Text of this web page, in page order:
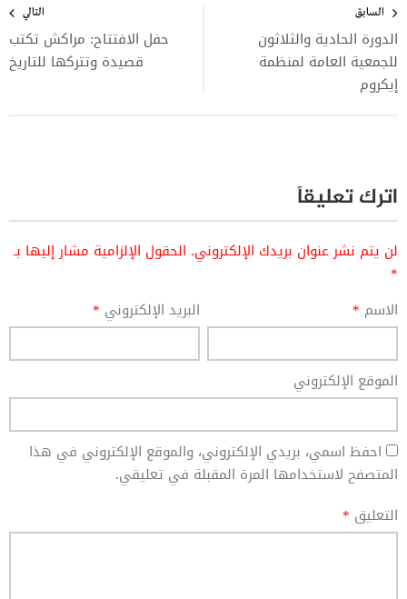
المقالات
السابق
الدورة الحادية والثلاثون
للجمعية العامة لمنظمة
إيكروم
التالي
حفل الافتتاح: مراكش تكتب
قصيدة وتتركها للتاريخ
اترك تعليقاً
لن يتم نشر عنوان بريدك الإلكتروني. الحقول الإلزامية مشار إليها بـ
*
الاسم * البريد الإلكتروني *
الموقع الإلكتروني
احفظ اسمي، بريدي الإلكتروني، والموقع الإلكتروني في هذا
المتصفح لاستخدامها المرة المقبلة في تعليقي.
التعليق *